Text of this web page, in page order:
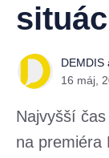
DEMDIS
16 máj,
Najvyšší
na premiéra